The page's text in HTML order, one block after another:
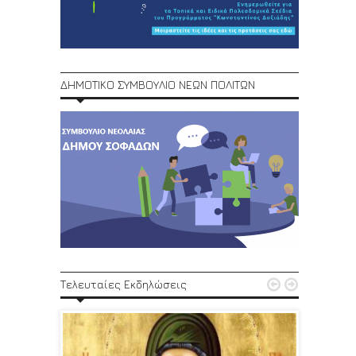
ΔΗΜΟΤΙΚΟ ΣΥΜΒΟΥΛΙΟ ΝΕΩΝ ΠΟΛΙΤΩΝ
Τελευταίες Εκδηλώσεις  